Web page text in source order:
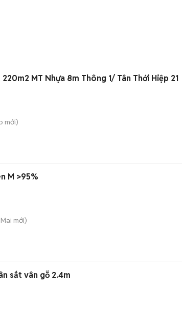
MT Nhựa 8m Thông 1/ Tân Thới Hiệp 21
mới)
M >95%
mới)
sắt vân gỗ 2.4m